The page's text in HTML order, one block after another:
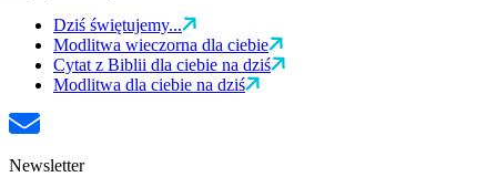
Dziś świętujemy...
Modlitwa wieczorna dla ciebie
Cytat z Biblii dla ciebie na dziś
Modlitwa dla ciebie na dziś
Newsletter